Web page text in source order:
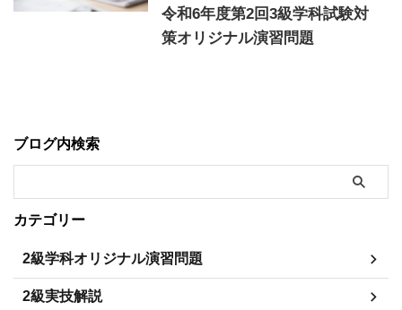
令和6年度第2回3級学科試験対
策オリジナル演習問題
ブログ内検索
カテゴリー
2級学科オリジナル演習問題
2級実技解説